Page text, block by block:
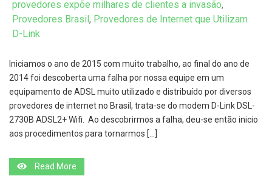
provedores expõe milhares de clientes a invasão,
Provedores Brasil , Provedores de Internet que Utilizam
D-Link
Iniciamos o ano de 2015 com muito trabalho, ao final do ano de
2014 foi descoberta uma falha por nossa equipe em um
equipamento de ADSL muito utilizado e distribuído por diversos
provedores de internet no Brasil, trata-se do modem D-Link DSL-
2730B ADSL2+ Wifi. Ao descobrirmos a falha, deu-se então inicio
aos procedimentos para tornarmos […]
Read More